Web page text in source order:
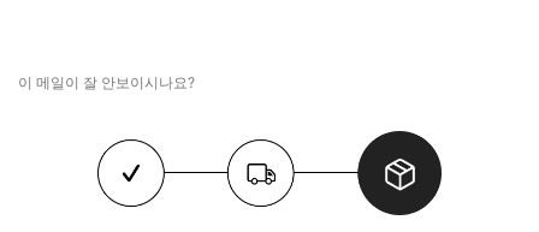
이 메일이 잘 안보이시나요?